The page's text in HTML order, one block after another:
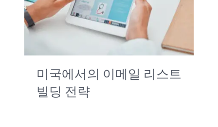
서비스
문의하기미국에서의 이메일 리스트
빌딩 전략